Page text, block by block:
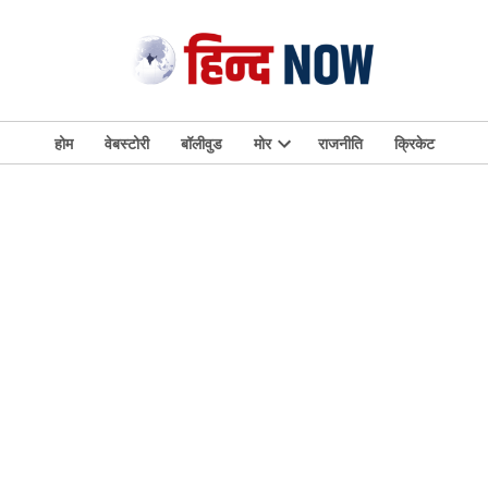
होम वेबस्टोरी बॉलीवुड मोर
Open
राजनीति क्रिकेट